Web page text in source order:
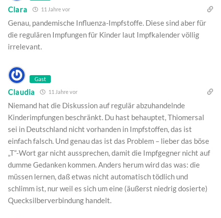
Clara 11 Jahre vor
Genau, pandemische Influenza-Impfstoffe. Diese sind aber für
die regulären Impfungen für Kinder laut Impfkalender völlig
irrelevant.
Gast
Claudia 11 Jahre vor
Niemand hat die Diskussion auf regulär abzuhandelnde
Kinderimpfungen beschränkt. Du hast behauptet, Thiomersal
sei in Deutschland nicht vorhanden in Impfstoffen, das ist
einfach falsch. Und genau das ist das Problem – lieber das böse
„T“-Wort gar nicht aussprechen, damit die Impfgegner nicht auf
dumme Gedanken kommen. Anders herum wird das was: die
müssen lernen, daß etwas nicht automatisch tödlich und
schlimm ist, nur weil es sich um eine (äußerst niedrig dosierte)
Quecksilberverbindung handelt.